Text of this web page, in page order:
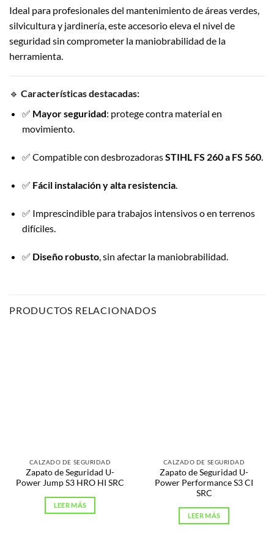
Ideal para profesionales del mantenimiento de áreas verdes,
silvicultura y jardinería, este accesorio eleva el nivel de
seguridad sin comprometer la maniobrabilidad de la
herramienta.
🔹 Características destacadas:
✅ Mayor seguridad: protege contra material en
movimiento.
✅ Compatible con desbrozadorasSTIHL FS 260 a FS 560.
✅ Fácil instalación y alta resistencia.
✅ Imprescindible para trabajos intensivos o en terrenos
difíciles.
✅ Diseño robusto, sin afectar la maniobrabilidad.
PRODUCTOS RELACIONADOS
CALZADO DE SEGURIDAD
Zapato de Seguridad U-
Power Jump S3 HRO HI SRC
LEER MÁS
CALZADO DE SEGURIDAD
Zapato de Seguridad U-
Power Performance S3 CI
SRC
LEER MÁS